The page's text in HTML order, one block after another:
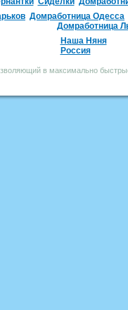
Домработница Одесса
Домработница
Наша Няня
Россия
в максимально